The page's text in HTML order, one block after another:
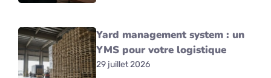
Yard management system : un
YMS pour votre logistique
29 juillet 2026